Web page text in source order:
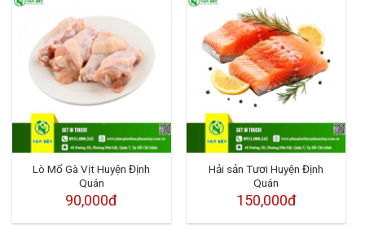
Lò Mổ Gà Vịt Huyện Định
Quán
90,000đ
Hải sản Tươi Huyện Định
Quán
150,000đ